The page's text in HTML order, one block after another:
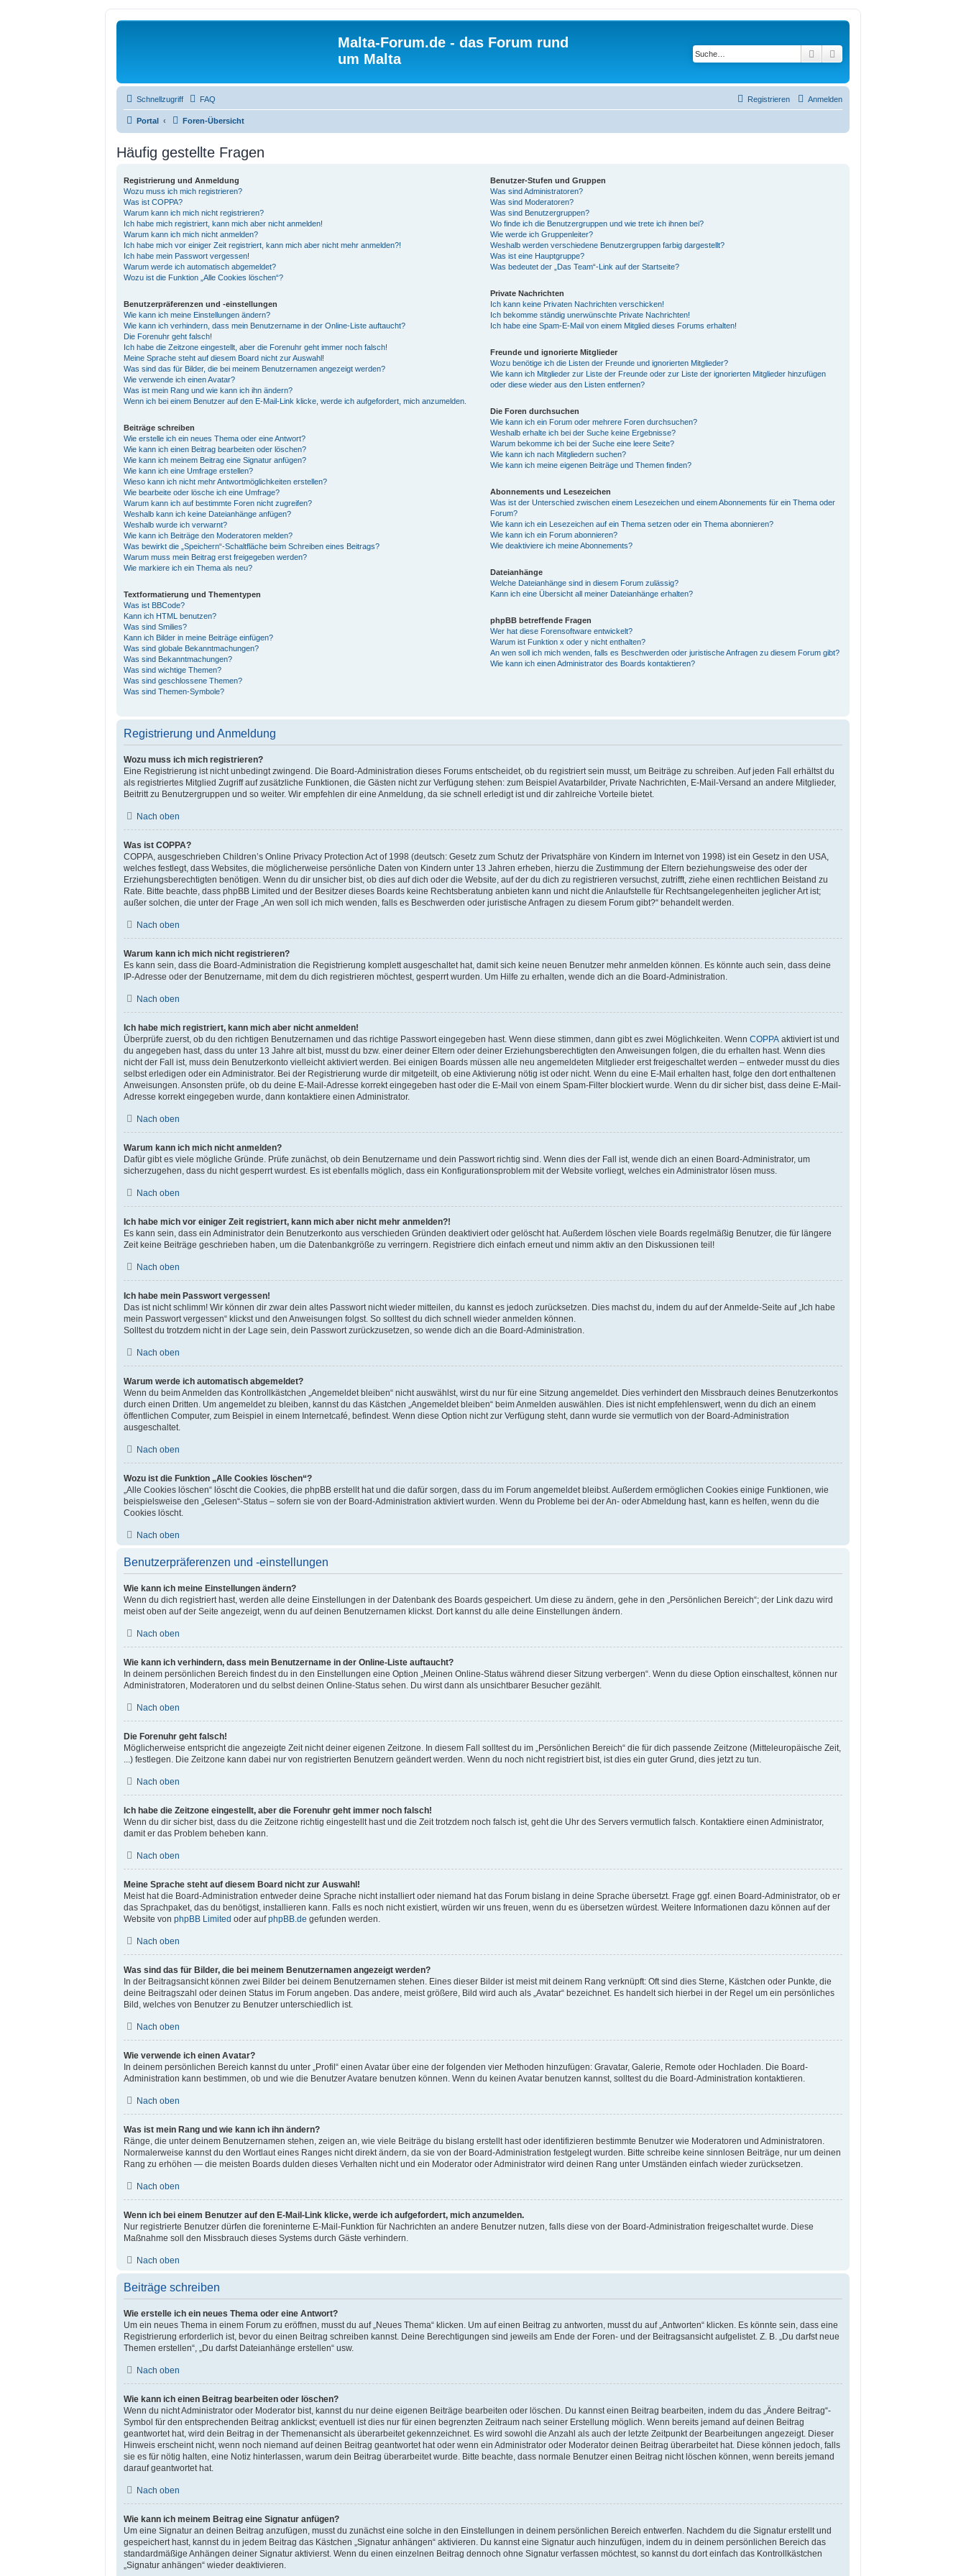
Malta-Forum.de - das Forum rund
um Malta
Suche
Schnellzugriff FAQ Anmelden
Registrieren
Portal Foren-Übersicht
Häufig gestellte Fragen
Registrierung und Anmeldung
Wozu muss ich mich registrieren?
Was ist COPPA?
Warum kann ich mich nicht registrieren?
Ich habe mich registriert, kann mich aber nicht anmelden!
Warum kann ich mich nicht anmelden?
Ich habe mich vor einiger Zeit registriert, kann mich aber nicht mehr anmelden?!
Ich habe mein Passwort vergessen!
Warum werde ich automatisch abgemeldet?
Wozu ist die Funktion „Alle Cookies löschen“?
Benutzerpräferenzen und -einstellungen
Wie kann ich meine Einstellungen ändern?
Wie kann ich verhindern, dass mein Benutzername in der Online-Liste auftaucht?
Die Forenuhr geht falsch!
Ich habe die Zeitzone eingestellt, aber die Forenuhr geht immer noch falsch!
Meine Sprache steht auf diesem Board nicht zur Auswahl!
Was sind das für Bilder, die bei meinem Benutzernamen angezeigt werden?
Wie verwende ich einen Avatar?
Was ist mein Rang und wie kann ich ihn ändern?
Wenn ich bei einem Benutzer auf den E-Mail-Link klicke, werde ich aufgefordert, mich anzumelden.
Beiträge schreiben
Wie erstelle ich ein neues Thema oder eine Antwort?
Wie kann ich einen Beitrag bearbeiten oder löschen?
Wie kann ich meinem Beitrag eine Signatur anfügen?
Wie kann ich eine Umfrage erstellen?
Wieso kann ich nicht mehr Antwortmöglichkeiten erstellen?
Wie bearbeite oder lösche ich eine Umfrage?
Warum kann ich auf bestimmte Foren nicht zugreifen?
Weshalb kann ich keine Dateianhänge anfügen?
Weshalb wurde ich verwarnt?
Wie kann ich Beiträge den Moderatoren melden?
Was bewirkt die „Speichern“-Schaltfläche beim Schreiben eines Beitrags?
Warum muss mein Beitrag erst freigegeben werden?
Wie markiere ich ein Thema als neu?
Textformatierung und Thementypen
Was ist BBCode?
Kann ich HTML benutzen?
Was sind Smilies?
Kann ich Bilder in meine Beiträge einfügen?
Was sind globale Bekanntmachungen?
Was sind Bekanntmachungen?
Was sind wichtige Themen?
Was sind geschlossene Themen?
Was sind Themen-Symbole?
Benutzer-Stufen und Gruppen
Was sind Administratoren?
Was sind Moderatoren?
Was sind Benutzergruppen?
Wo finde ich die Benutzergruppen und wie trete ich ihnen bei?
Wie werde ich Gruppenleiter?
Weshalb werden verschiedene Benutzergruppen farbig dargestellt?
Was ist eine Hauptgruppe?
Was bedeutet der „Das Team“-Link auf der Startseite?
Private Nachrichten
Ich kann keine Privaten Nachrichten verschicken!
Ich bekomme ständig unerwünschte Private Nachrichten!
Ich habe eine Spam-E-Mail von einem Mitglied dieses Forums erhalten!
Freunde und ignorierte Mitglieder
Wozu benötige ich die Listen der Freunde und ignorierten Mitglieder?
Wie kann ich Mitglieder zur Liste der Freunde oder zur Liste der ignorierten Mitglieder hinzufügen
oder diese wieder aus den Listen entfernen?
Die Foren durchsuchen
Wie kann ich ein Forum oder mehrere Foren durchsuchen?
Weshalb erhalte ich bei der Suche keine Ergebnisse?
Warum bekomme ich bei der Suche eine leere Seite?
Wie kann ich nach Mitgliedern suchen?
Wie kann ich meine eigenen Beiträge und Themen finden?
Abonnements und Lesezeichen
Was ist der Unterschied zwischen einem Lesezeichen und einem Abonnements für ein Thema oder
Forum?
Wie kann ich ein Lesezeichen auf ein Thema setzen oder ein Thema abonnieren?
Wie kann ich ein Forum abonnieren?
Wie deaktiviere ich meine Abonnements?
Dateianhänge
Welche Dateianhänge sind in diesem Forum zulässig?
Kann ich eine Übersicht all meiner Dateianhänge erhalten?
phpBB betreffende Fragen
Wer hat diese Forensoftware entwickelt?
Warum ist Funktion x oder y nicht enthalten?
An wen soll ich mich wenden, falls es Beschwerden oder juristische Anfragen zu diesem Forum gibt?
Wie kann ich einen Administrator des Boards kontaktieren?
Registrierung und Anmeldung
Wozu muss ich mich registrieren?
Eine Registrierung ist nicht unbedingt zwingend. Die Board-Administration dieses Forums entscheidet, ob du registriert sein musst, um Beiträge zu schreiben. Auf jeden Fall erhältst du
als registriertes Mitglied Zugriff auf zusätzliche Funktionen, die Gästen nicht zur Verfügung stehen: zum Beispiel Avatarbilder, Private Nachrichten, E-Mail-Versand an andere Mitglieder,
Beitritt zu Benutzergruppen und so weiter. Wir empfehlen dir eine Anmeldung, da sie schnell erledigt ist und dir zahlreiche Vorteile bietet.
Nach oben
Was ist COPPA?
COPPA, ausgeschrieben Children’s Online Privacy Protection Act of 1998 (deutsch: Gesetz zum Schutz der Privatsphäre von Kindern im Internet von 1998) ist ein Gesetz in den USA,
welches festlegt, dass Websites, die möglicherweise persönliche Daten von Kindern unter 13 Jahren erheben, hierzu die Zustimmung der Eltern beziehungsweise des oder der
Erziehungsberechtigten benötigen. Wenn du dir unsicher bist, ob dies auf dich oder die Website, auf der du dich zu registrieren versuchst, zutrifft, ziehe einen rechtlichen Beistand zu
Rate. Bitte beachte, dass phpBB Limited und der Besitzer dieses Boards keine Rechtsberatung anbieten kann und nicht die Anlaufstelle für Rechtsangelegenheiten jeglicher Art ist;
außer solchen, die unter der Frage „An wen soll ich mich wenden, falls es Beschwerden oder juristische Anfragen zu diesem Forum gibt?“ behandelt werden.
Nach oben
Warum kann ich mich nicht registrieren?
Es kann sein, dass die Board-Administration die Registrierung komplett ausgeschaltet hat, damit sich keine neuen Benutzer mehr anmelden können. Es könnte auch sein, dass deine
IP-Adresse oder der Benutzername, mit dem du dich registrieren möchtest, gesperrt wurden. Um Hilfe zu erhalten, wende dich an die Board-Administration.
Nach oben
Ich habe mich registriert, kann mich aber nicht anmelden!
Überprüfe zuerst, ob du den richtigen Benutzernamen und das richtige Passwort eingegeben hast. Wenn diese stimmen, dann gibt es zwei Möglichkeiten. Wenn COPPA aktiviert ist und
du angegeben hast, dass du unter 13 Jahre alt bist, musst du bzw. einer deiner Eltern oder deiner Erziehungsberechtigten den Anweisungen folgen, die du erhalten hast. Wenn dies
nicht der Fall ist, muss dein Benutzerkonto vielleicht aktiviert werden. Bei einigen Boards müssen alle neu angemeldeten Mitglieder erst freigeschaltet werden – entweder musst du dies
selbst erledigen oder ein Administrator. Bei der Registrierung wurde dir mitgeteilt, ob eine Aktivierung nötig ist oder nicht. Wenn du eine E-Mail erhalten hast, folge den dort enthaltenen
Anweisungen. Ansonsten prüfe, ob du deine E-Mail-Adresse korrekt eingegeben hast oder die E-Mail von einem Spam-Filter blockiert wurde. Wenn du dir sicher bist, dass deine E-Mail-
Adresse korrekt eingegeben wurde, dann kontaktiere einen Administrator.
Nach oben
Warum kann ich mich nicht anmelden?
Dafür gibt es viele mögliche Gründe. Prüfe zunächst, ob dein Benutzername und dein Passwort richtig sind. Wenn dies der Fall ist, wende dich an einen Board-Administrator, um
sicherzugehen, dass du nicht gesperrt wurdest. Es ist ebenfalls möglich, dass ein Konfigurationsproblem mit der Website vorliegt, welches ein Administrator lösen muss.
Nach oben
Ich habe mich vor einiger Zeit registriert, kann mich aber nicht mehr anmelden?!
Es kann sein, dass ein Administrator dein Benutzerkonto aus verschieden Gründen deaktiviert oder gelöscht hat. Außerdem löschen viele Boards regelmäßig Benutzer, die für längere
Zeit keine Beiträge geschrieben haben, um die Datenbankgröße zu verringern. Registriere dich einfach erneut und nimm aktiv an den Diskussionen teil!
Nach oben
Ich habe mein Passwort vergessen!
Das ist nicht schlimm! Wir können dir zwar dein altes Passwort nicht wieder mitteilen, du kannst es jedoch zurücksetzen. Dies machst du, indem du auf der Anmelde-Seite auf „Ich habe
mein Passwort vergessen“ klickst und den Anweisungen folgst. So solltest du dich schnell wieder anmelden können.
Solltest du trotzdem nicht in der Lage sein, dein Passwort zurückzusetzen, so wende dich an die Board-Administration.
Nach oben
Warum werde ich automatisch abgemeldet?
Wenn du beim Anmelden das Kontrollkästchen „Angemeldet bleiben“ nicht auswählst, wirst du nur für eine Sitzung angemeldet. Dies verhindert den Missbrauch deines Benutzerkontos
durch einen Dritten. Um angemeldet zu bleiben, kannst du das Kästchen „Angemeldet bleiben“ beim Anmelden auswählen. Dies ist nicht empfehlenswert, wenn du dich an einem
öffentlichen Computer, zum Beispiel in einem Internetcafé, befindest. Wenn diese Option nicht zur Verfügung steht, dann wurde sie vermutlich von der Board-Administration
ausgeschaltet.
Nach oben
Wozu ist die Funktion „Alle Cookies löschen“?
„Alle Cookies löschen“ löscht die Cookies, die phpBB erstellt hat und die dafür sorgen, dass du im Forum angemeldet bleibst. Außerdem ermöglichen Cookies einige Funktionen, wie
beispielsweise den „Gelesen“-Status – sofern sie von der Board-Administration aktiviert wurden. Wenn du Probleme bei der An- oder Abmeldung hast, kann es helfen, wenn du die
Cookies löscht.
Nach oben
Benutzerpräferenzen und -einstellungen
Wie kann ich meine Einstellungen ändern?
Wenn du dich registriert hast, werden alle deine Einstellungen in der Datenbank des Boards gespeichert. Um diese zu ändern, gehe in den „Persönlichen Bereich“; der Link dazu wird
meist oben auf der Seite angezeigt, wenn du auf deinen Benutzernamen klickst. Dort kannst du alle deine Einstellungen ändern.
Nach oben
Wie kann ich verhindern, dass mein Benutzername in der Online-Liste auftaucht?
In deinem persönlichen Bereich findest du in den Einstellungen eine Option „Meinen Online-Status während dieser Sitzung verbergen“. Wenn du diese Option einschaltest, können nur
Administratoren, Moderatoren und du selbst deinen Online-Status sehen. Du wirst dann als unsichtbarer Besucher gezählt.
Nach oben
Die Forenuhr geht falsch!
Möglicherweise entspricht die angezeigte Zeit nicht deiner eigenen Zeitzone. In diesem Fall solltest du im „Persönlichen Bereich“ die für dich passende Zeitzone (Mitteleuropäische Zeit,
...) festlegen. Die Zeitzone kann dabei nur von registrierten Benutzern geändert werden. Wenn du noch nicht registriert bist, ist dies ein guter Grund, dies jetzt zu tun.
Nach oben
Ich habe die Zeitzone eingestellt, aber die Forenuhr geht immer noch falsch!
Wenn du dir sicher bist, dass du die Zeitzone richtig eingestellt hast und die Zeit trotzdem noch falsch ist, geht die Uhr des Servers vermutlich falsch. Kontaktiere einen Administrator,
damit er das Problem beheben kann.
Nach oben
Meine Sprache steht auf diesem Board nicht zur Auswahl!
Meist hat die Board-Administration entweder deine Sprache nicht installiert oder niemand hat das Forum bislang in deine Sprache übersetzt. Frage ggf. einen Board-Administrator, ob er
das Sprachpaket, das du benötigst, installieren kann. Falls es noch nicht existiert, würden wir uns freuen, wenn du es übersetzen würdest. Weitere Informationen dazu können auf der
Website von phpBB Limited oder aufphpBB.de gefunden werden.
Nach oben
Was sind das für Bilder, die bei meinem Benutzernamen angezeigt werden?
In der Beitragsansicht können zwei Bilder bei deinem Benutzernamen stehen. Eines dieser Bilder ist meist mit deinem Rang verknüpft: Oft sind dies Sterne, Kästchen oder Punkte, die
deine Beitragszahl oder deinen Status im Forum angeben. Das andere, meist größere, Bild wird auch als „Avatar“ bezeichnet. Es handelt sich hierbei in der Regel um ein persönliches
Bild, welches von Benutzer zu Benutzer unterschiedlich ist.
Nach oben
Wie verwende ich einen Avatar?
In deinem persönlichen Bereich kannst du unter „Profil“ einen Avatar über eine der folgenden vier Methoden hinzufügen: Gravatar, Galerie, Remote oder Hochladen. Die Board-
Administration kann bestimmen, ob und wie die Benutzer Avatare benutzen können. Wenn du keinen Avatar benutzen kannst, solltest du die Board-Administration kontaktieren.
Nach oben
Was ist mein Rang und wie kann ich ihn ändern?
Ränge, die unter deinem Benutzernamen stehen, zeigen an, wie viele Beiträge du bislang erstellt hast oder identifizieren bestimmte Benutzer wie Moderatoren und Administratoren.
Normalerweise kannst du den Wortlaut eines Ranges nicht direkt ändern, da sie von der Board-Administration festgelegt wurden. Bitte schreibe keine sinnlosen Beiträge, nur um deinen
Rang zu erhöhen — die meisten Boards dulden dieses Verhalten nicht und ein Moderator oder Administrator wird deinen Rang unter Umständen einfach wieder zurücksetzen.
Nach oben
Wenn ich bei einem Benutzer auf den E-Mail-Link klicke, werde ich aufgefordert, mich anzumelden.
Nur registrierte Benutzer dürfen die foreninterne E-Mail-Funktion für Nachrichten an andere Benutzer nutzen, falls diese von der Board-Administration freigeschaltet wurde. Diese
Maßnahme soll den Missbrauch dieses Systems durch Gäste verhindern.
Nach oben
Beiträge schreiben
Wie erstelle ich ein neues Thema oder eine Antwort?
Um ein neues Thema in einem Forum zu eröffnen, musst du auf „Neues Thema“ klicken. Um auf einen Beitrag zu antworten, musst du auf „Antworten“ klicken. Es könnte sein, dass eine
Registrierung erforderlich ist, bevor du einen Beitrag schreiben kannst. Deine Berechtigungen sind jeweils am Ende der Foren- und der Beitragsansicht aufgelistet. Z. B. „Du darfst neue
Themen erstellen“, „Du darfst Dateianhänge erstellen“ usw.
Nach oben
Wie kann ich einen Beitrag bearbeiten oder löschen?
Wenn du nicht Administrator oder Moderator bist, kannst du nur deine eigenen Beiträge bearbeiten oder löschen. Du kannst einen Beitrag bearbeiten, indem du das „Ändere Beitrag“-
Symbol für den entsprechenden Beitrag anklickst; eventuell ist dies nur für einen begrenzten Zeitraum nach seiner Erstellung möglich. Wenn bereits jemand auf deinen Beitrag
geantwortet hat, wird dein Beitrag in der Themenansicht als überarbeitet gekennzeichnet. Es wird sowohl die Anzahl als auch der letzte Zeitpunkt der Bearbeitungen angezeigt. Dieser
Hinweis erscheint nicht, wenn noch niemand auf deinen Beitrag geantwortet hat oder wenn ein Administrator oder Moderator deinen Beitrag überarbeitet hat. Diese können jedoch, falls
sie es für nötig halten, eine Notiz hinterlassen, warum dein Beitrag überarbeitet wurde. Bitte beachte, dass normale Benutzer einen Beitrag nicht löschen können, wenn bereits jemand
darauf geantwortet hat.
Nach oben
Wie kann ich meinem Beitrag eine Signatur anfügen?
Um eine Signatur an deinen Beitrag anzufügen, musst du zunächst eine solche in den Einstellungen in deinem persönlichen Bereich entwerfen. Nachdem du die Signatur erstellt und
gespeichert hast, kannst du in jedem Beitrag das Kästchen „Signatur anhängen“ aktivieren. Du kannst eine Signatur auch hinzufügen, indem du in deinem persönlichen Bereich das
standardmäßige Anhängen deiner Signatur aktivierst. Wenn du einen einzelnen Beitrag dennoch ohne Signatur verfassen möchtest, so kannst du dort einfach das Kontrollkästchen
„Signatur anhängen“ wieder deaktivieren.